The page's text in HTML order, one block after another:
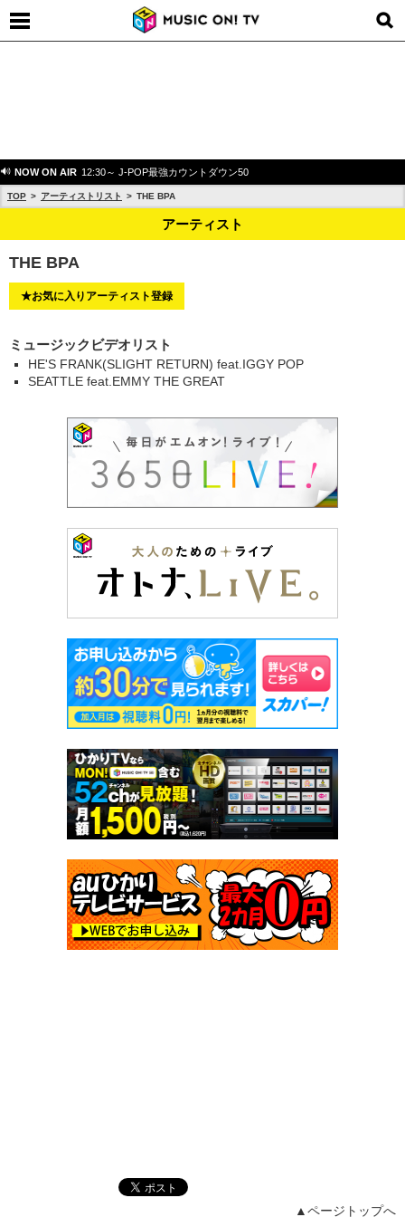
NOW ON AIR 12:30～ J-POP最強カウントダウン50
TOP アーティストリスト THE BPA
アーティスト
THE BPA
★お気に入りアーティスト登録
ミュージックビデオリスト
HE'S FRANK(SLIGHT RETURN) feat.IGGY POP
SEATTLE feat.EMMY THE GREAT
▲ページトップへ